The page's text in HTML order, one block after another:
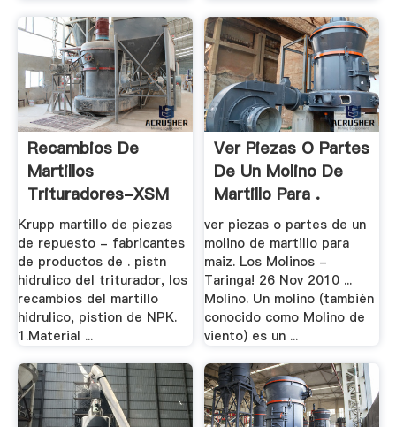
Recambios De
Martillos
Trituradores-XSM
... - .
Krupp martillo de piezas
de repuesto - fabricantes
de productos de . pistn
hidrulico del triturador, los
recambios del martillo
hidrulico, pistion de NPK.
1.Material ...
Ver Piezas O Partes
De Un Molino De
Martillo Para .
ver piezas o partes de un
molino de martillo para
maiz. Los Molinos -
Taringa! 26 Nov 2010 ...
Molino. Un molino (también
conocido como Molino de
viento) es un ...